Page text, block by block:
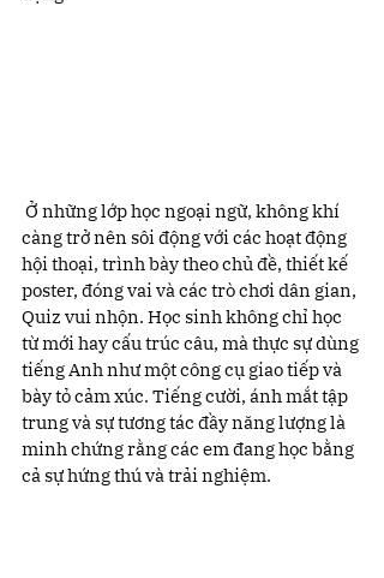
Ở những lớp học ngoại ngữ, không khí
càng trở nên sôi động với các hoạt động
hội thoại, trình bày theo chủ đề, thiết kế
poster, đóng vai và các trò chơi dân gian,
Quiz vui nhộn. Học sinh không chỉ học
từ mới hay cấu trúc câu, mà thực sự dùng
tiếng Anh như một công cụ giao tiếp và
bày tỏ cảm xúc. Tiếng cười, ánh mắt tập
trung và sự tương tác đầy năng lượng là
minh chứng rằng các em đang học bằng
cả sự hứng thú và trải nghiệm.